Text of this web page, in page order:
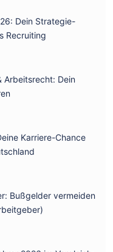
Dein Strategie-
Recruiting
Arbeitsrecht: Dein
Karriere-Chance
Bußgelder vermeiden